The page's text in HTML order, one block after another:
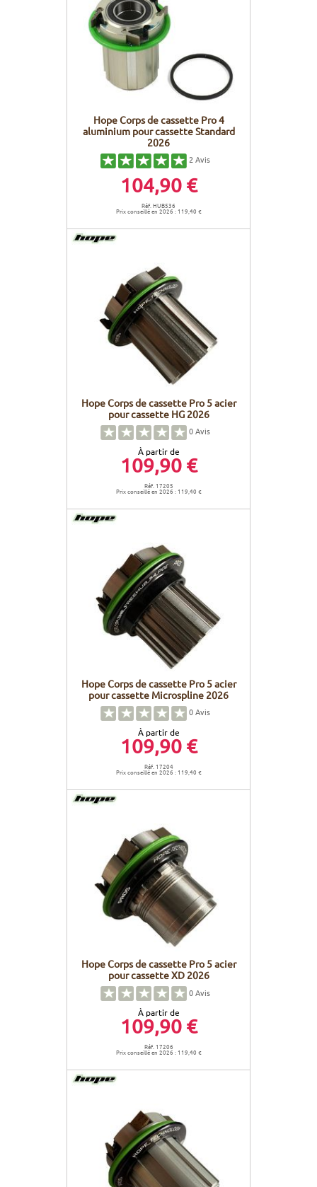
Hope Corps de cassette Pro 4
aluminium pour cassette Standard
2026
2 Avis
104,90 €
Réf. HUB536
Prix conseillé en 2026 : 119,40 €
Hope Corps de cassette Pro 5 acier
pour cassette HG 2026
0Avis
À partir de
109,90 €
Réf. 17205
Prix conseillé en 2026 : 119,40 €
Hope Corps de cassette Pro 5 acier
pour cassette Microspline 2026
0Avis
À partir de
109,90 €
Réf. 17204
Prix conseillé en 2026 : 119,40 €
Hope Corps de cassette Pro 5 acier
pour cassette XD 2026
0Avis
À partir de
109,90 €
Réf. 17206
Prix conseillé en 2026 : 119,40 €